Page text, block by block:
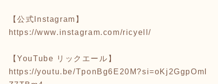
【公式Instagram】
https://www.instagram.com/ricyell/
【YouTube リックエール】
https://youtu.be/TponBg6E20M?si=oKj2GgpOmI